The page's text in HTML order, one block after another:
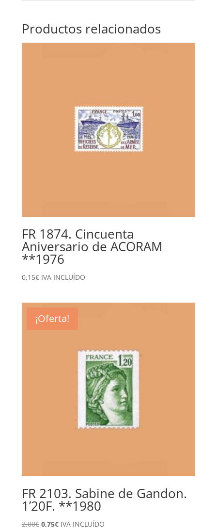
Productos relacionados
FR 1874. Cincuenta
Aniversario de ACORAM
**1976
0,15€ IVA INCLUÍDO
¡Oferta!
FR 2103. Sabine de Gandon.
1’20F. **1980
2,00€ El
0,75€ElIVA INCLUÍDO